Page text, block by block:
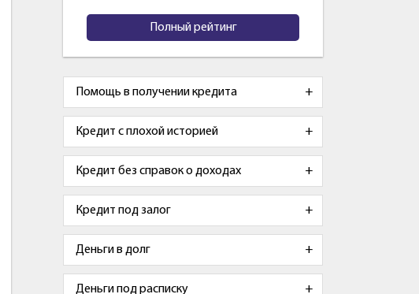
Полный рейтинг
Помощь в получении кредита
Кредит с плохой историей
Кредит без справок о доходах
Кредит под залог
Деньги в долг
Деньги под расписку